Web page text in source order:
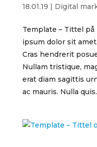
18.01.19 | Digital
Template – Tittel
ipsum dolor sit
Cras hendrerit
Nullam tristique,
erat diam sagittis
ac mauris. Nulla